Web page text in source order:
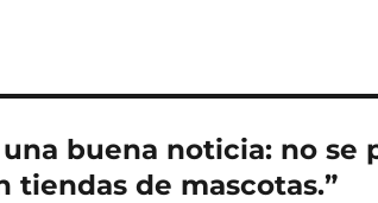
buena noticia: no se
tiendas de mascotas.”